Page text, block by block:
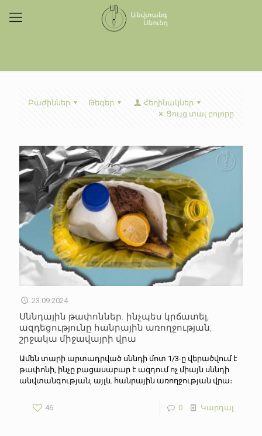
Բաժիններ Թեգեր
Հեղինակներ
Ցույց տալ բոլորը
23.09.2024
Սննդային թափոններ. ինչպես կրճատել,
ազդեցությունը հանրային առողջության,
շրջակա միջավայրի վրա
Ամեն տարի արտադրված սննդի մոտ 1/3-ը վերածվում է
թափոնի, ինչը բացասաբար է ազդում ոչ միայն սննդի
անվտանգության, այլև հանրային առողջության վրա։
46 0 Կարդալ